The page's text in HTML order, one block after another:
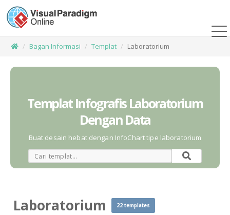
Bagan Informasi Templat Laboratorium
Templat Infografis Laboratorium
Dengan Data
Buat desain hebat dengan InfoChart tipe laboratorium
Laboratorium 22 templates